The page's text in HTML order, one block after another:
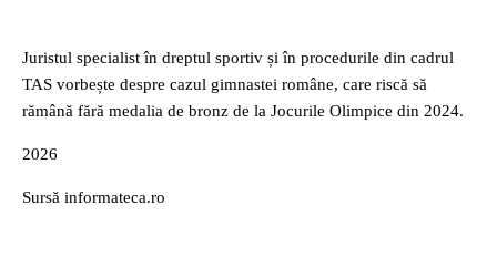
Juristul specialist în dreptul sportiv și în procedurile din cadrul
TAS vorbește despre cazul gimnastei române, care riscă să
rămână fără medalia de bronz de la Jocurile Olimpice din 2024.
2026
Sursă informateca.ro